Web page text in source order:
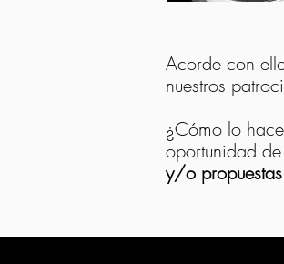
Acorde con
nuestros
¿Cómo lo
oportunidad
y/o